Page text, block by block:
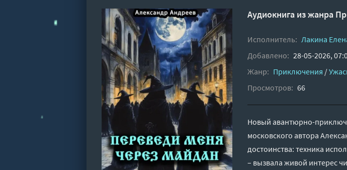
Аудиокнига из жанра
Исполнитель: Лакина
Добавлено: 28-05-2026,
Жанр: Приключения /
Просмотров: 66
Новый авантюрно-
московского автора
достоинства: техника
– вызвала живой интерес